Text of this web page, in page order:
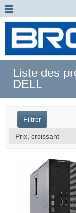
Liste des
DELL
Filtrer
Prix, croissant